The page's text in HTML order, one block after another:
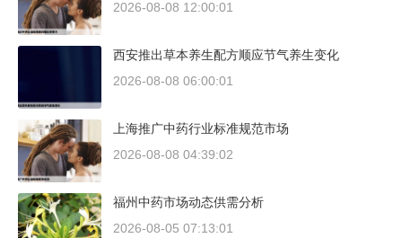
2026-08-08 12:00:01
西安推出草本养生配方顺应节气养生变化
2026-08-08 06:00:01
上海推广中药行业标准规范市场
2026-08-08 04:39:02
福州中药市场动态供需分析
2026-08-05 07:13:01